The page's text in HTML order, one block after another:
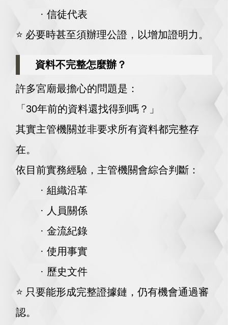
· 信徒代表
⭐️ 必要時甚至須辦理公證，以增加證明力。
資料不完整怎麼辦？
許多宮廟最擔心的問題是：
「30年前的資料還找得到嗎？」
其實主管機關並非要求所有資料都完整存
在。
依目前實務經驗，主管機關會綜合判斷：
· 組織沿革
· 人員關係
· 金流紀錄
· 使用事實
· 歷史文件
⭐️ 只要能形成完整證據鏈，仍有機會通過審
認。